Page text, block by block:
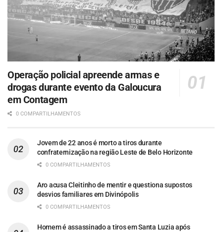
Operação policial apreende armas e
drogas durante evento da Galoucura
em Contagem
0 COMPARTILHAMENTOS
Jovem de 22 anos é morto a tiros durante
confraternização na região Leste de Belo Horizonte
0 COMPARTILHAMENTOS
Aro acusa Cleitinho de mentir e questiona supostos
desvios familiares em Divinópolis
0 COMPARTILHAMENTOS
Homem é assassinado a tiros em Santa Luzia após